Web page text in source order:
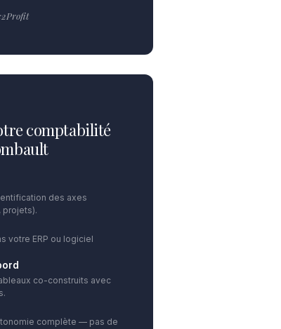
comptabilité
des axes
projets).
votre ERP ou logiciel
co-construits avec
complète — pas de